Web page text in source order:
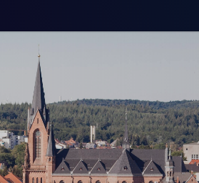
Alexander Eich